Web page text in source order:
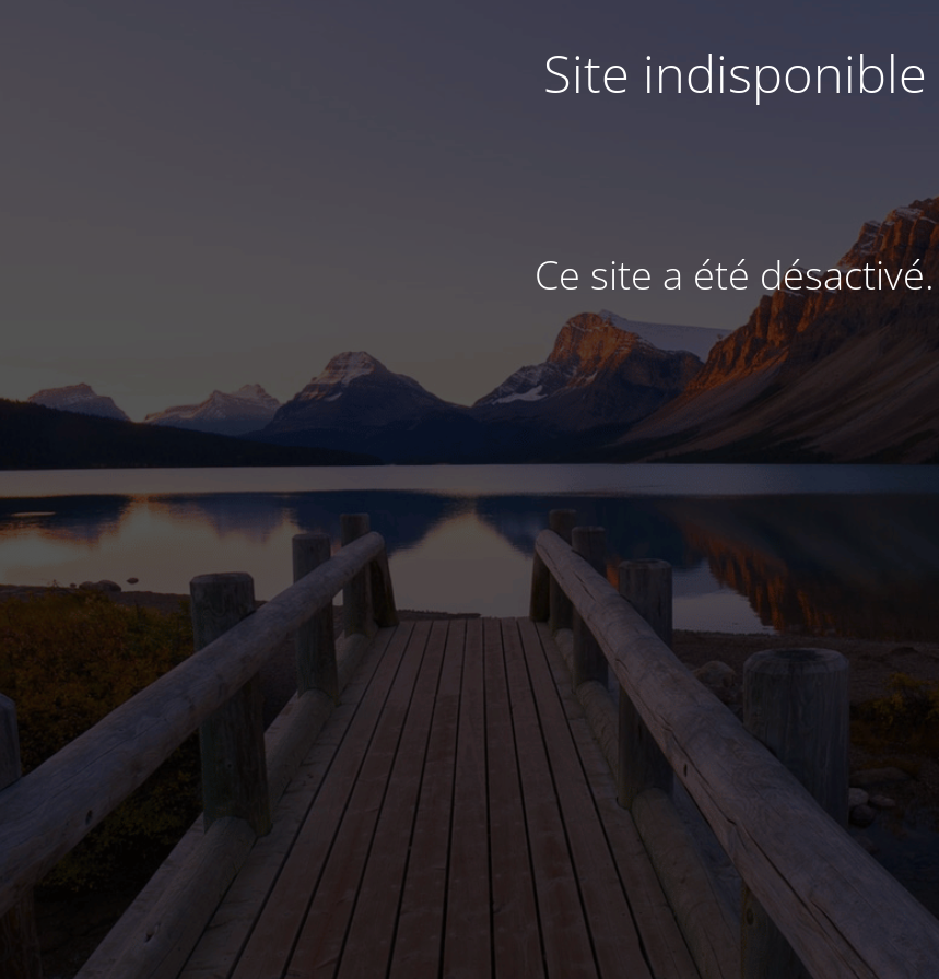
Site indisponible
Ce site a été désactivé.